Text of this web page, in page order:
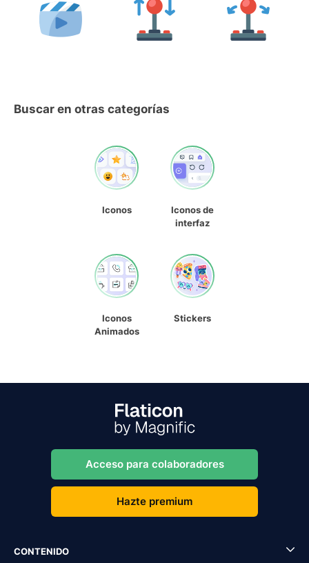
Buscar en otras categorías
Iconos
Iconos de
interfaz
Iconos
Animados
Stickers
Acceso para colaboradores
Hazte premium
CONTENIDO